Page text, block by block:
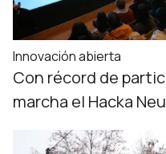
Innovación abierta
Con récord de
marcha el Hacka